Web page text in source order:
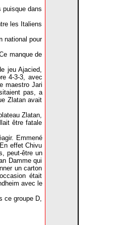
puisque dans
les Italiens
national pour
manque de
jeu Ajacied,
4-3-3, avec
maestro Jari
pas, a
Zlatan avait
Zlatan,
être fatale
Emmené
effet Chivu
peut-être un
Damme qui
un carton
était
avec le
ce groupe D,